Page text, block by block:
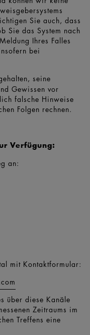
Sie auch, dass
Sie das System nach
Ihres Falles
bei
seine
Gewissen vor
falsche Hinweise
Folgen rechnen.
Verfügung:
an:
mit Kontaktformular:
über diese Kanäle
Zeitraums im
Treffens eine